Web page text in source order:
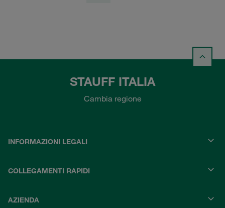
STAUFF ITALIA
Cambia regione
INFORMAZIONI LEGALI
COLLEGAMENTI RAPIDI
AZIENDA